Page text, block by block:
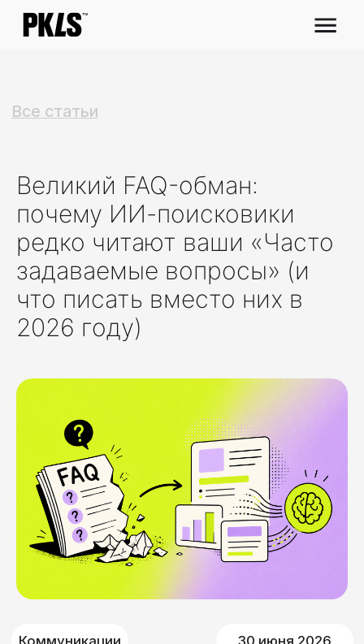
Великий FAQ-обман:
почему ИИ-поисковики
редко читают ваши «Часто
задаваемые вопросы» (и
что писать вместо них в
2026 году)
Коммуникации 30 июня 2026